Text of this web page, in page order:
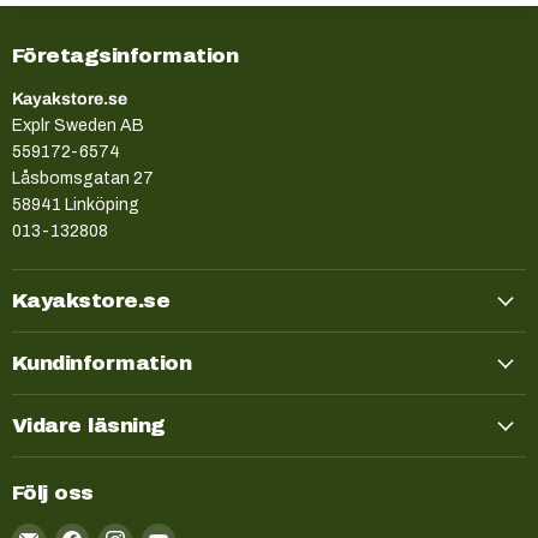
Företagsinformation
Kayakstore.se
Explr Sweden AB
559172-6574
Låsbomsgatan 27
58941 Linköping
013-132808
Kayakstore.se
Kundinformation
Vidare läsning
Följ oss